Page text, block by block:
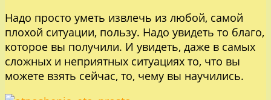
Надо просто уметь извлечь из любой, самой
плохой ситуации, пользу. Надо увидеть то благо,
которое вы получили. И увидеть, даже в самых
сложных и неприятных ситуациях то, что вы
можете взять сейчас, то, чему вы научились.